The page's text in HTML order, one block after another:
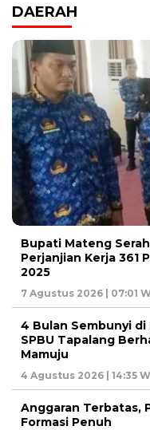
DAERAH
Bupati Mateng
Perjanjian Kerja 361
2025
7 Agustus 2026 | 07:01
4 Bulan Sembunyi
SPBU Tapalang
Mamuju
4 Agustus 2026 | 14:35
Anggaran Terbatas,
Formasi Penuh